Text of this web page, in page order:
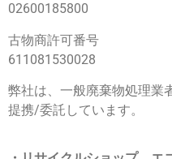
02600185800
古物商許可番号
611081530028
弊社は、一般廃棄物処理業
提携/委託しています。